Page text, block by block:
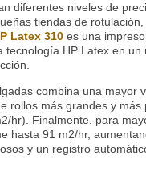
diferentes niveles de
tiendas de
Latex 310 es una
tecnología HP Latex en
combina una mayor
rollos más grandes y
hr). Finalmente, para
hasta 91 m2/hr,
y un registro